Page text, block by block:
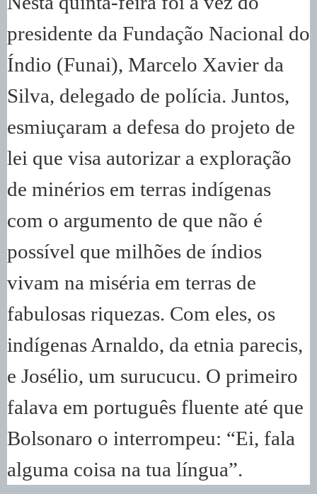
presidente da Fundação Nacional do
Índio (Funai), Marcelo Xavier da
Silva, delegado de polícia. Juntos,
esmiuçaram a defesa do projeto de
lei que visa autorizar a exploração
de minérios em terras indígenas
com o argumento de que não é
possível que milhões de índios
vivam na miséria em terras de
fabulosas riquezas. Com eles, os
indígenas Arnaldo, da etnia parecis,
e Josélio, um surucucu. O primeiro
falava em português fluente até que
Bolsonaro o interrompeu: “Ei, fala
alguma coisa na tua língua”.